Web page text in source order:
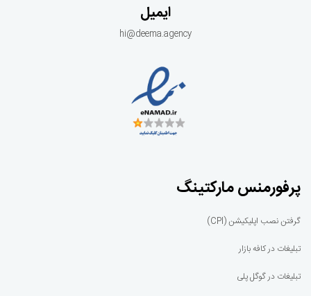
ایمیل
hi@deema.agency
پرفورمنس مارکتینگ
گرفتن نصب اپلیکیشن (CPI)
تبلیغات در کافه بازار
تبلیغات در گوگل پلی